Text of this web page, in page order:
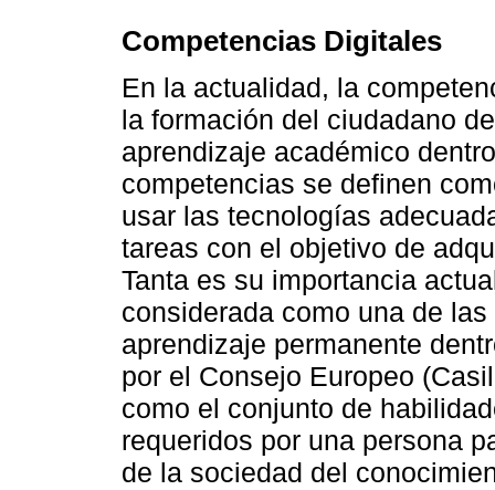
Competencias Digitales
En la actualidad, la
la formación del ciudadano
aprendizaje académico
competencias se definen
usar las tecnologías
tareas con el objetivo de
Tanta es su importancia
considerada como una de
aprendizaje permanente
por el Consejo Europeo
como el conjunto de
requeridos por una persona
de la sociedad del